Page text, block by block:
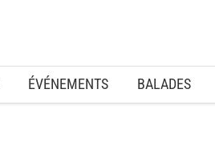
ÉVÉNEMENTS BALADES